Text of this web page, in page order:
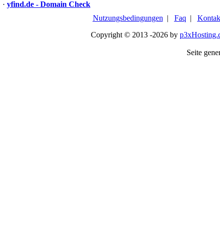
· yfind.de - Domain Check
Nutzungsbedingungen | Faq |
Copyright © 2013 -2026 by
Seite